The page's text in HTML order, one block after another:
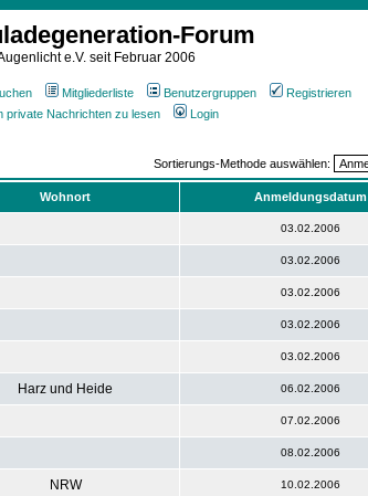
Forum
e.V. seit Februar 2006
Mitgliederliste Benutzergruppen
Registrieren
private Nachrichten zu lesen Login
Sortierungs-Methode auswählen:
Wohnort Anmeldungsdatum
03.02.2006
03.02.2006
03.02.2006
03.02.2006
03.02.2006
Harz und Heide 06.02.2006
07.02.2006
08.02.2006
NRW 10.02.2006